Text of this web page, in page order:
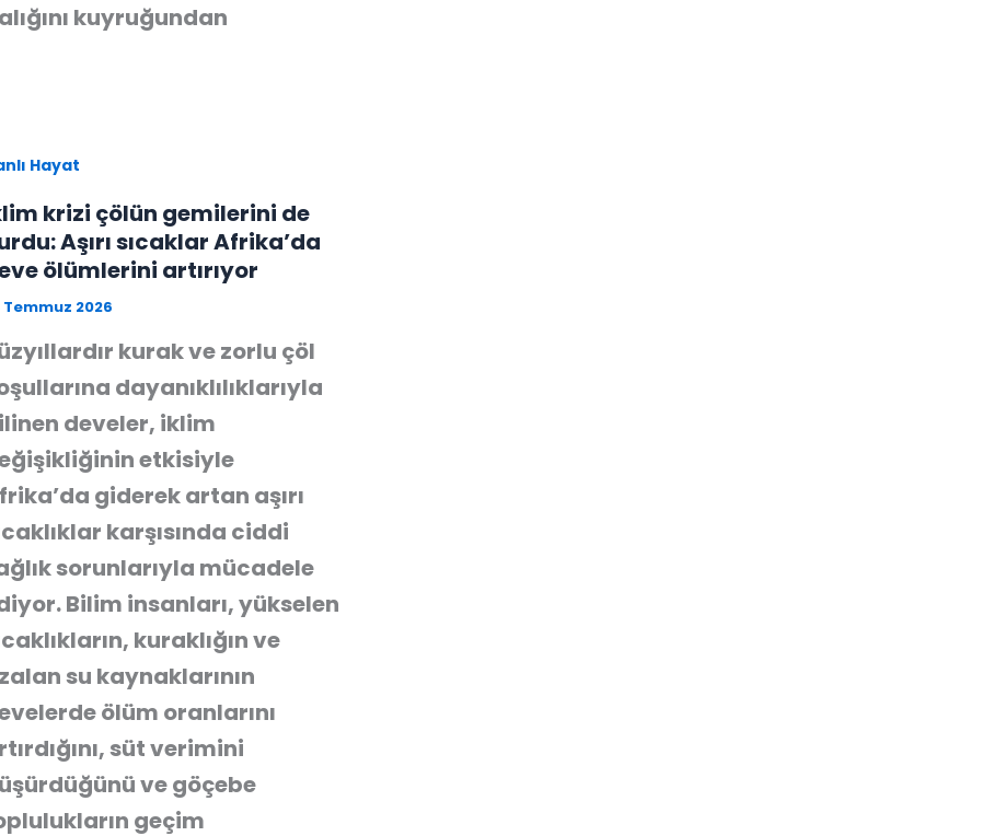
kuyruğundan
Hayat
krizi çölün gemilerini de
Aşırı sıcaklar Afrika’da
ölümlerini artırıyor
Temmuz 2026
kurak ve zorlu çöl
dayanıklılıklarıyla
develer, iklim
etkisiyle
giderek artan aşırı
karşısında ciddi
sorunlarıyla mücadele
Bilim insanları, yükselen
kuraklığın ve
su kaynaklarının
ölüm oranlarını
süt verimini
ve göçebe
geçim